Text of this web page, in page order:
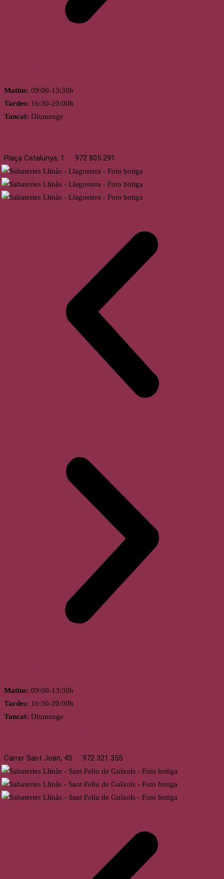
Matins: 09:00-13:30h
Tardes: 16:30-20:00h
Tancat: Diumenge
Plaça Catalunya, 1 972 805 291
Matins: 09:00-13:30h
Tardes: 16:30-20:00h
Tancat: Diumenge
Carrer Sant Joan, 43 972 321 355